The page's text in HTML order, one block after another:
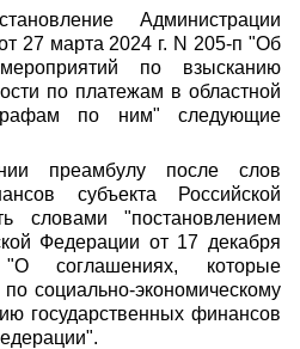
Администрации
27 марта 2024 г. N 205-п "Об
по взысканию
по платежам в областной
по ним" следующие
преамбулу после слов
субъекта Российской
словами "постановлением
Федерации от 17 декабря
которые
социально-экономическому
государственных финансов